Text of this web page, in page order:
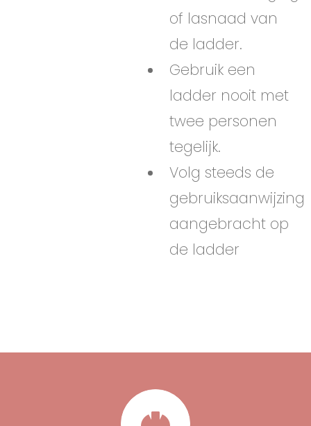
of lasnaad van
de ladder.
Gebruik een
ladder nooit met
twee personen
tegelijk.
Volg steeds de
gebruiksaanwijzing
aangebracht op
de ladder